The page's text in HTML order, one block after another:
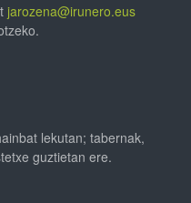
jarozena@irunero.eus
lekutan; tabernak,
guztietan ere.